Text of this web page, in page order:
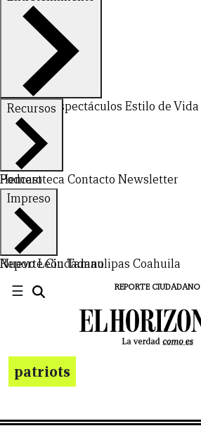
DeportesEspectáculos Estilo de Vida
Recursos
Hemeroteca Contacto Newsletter
Podcast
Impreso
Nuevo LeónTamaulipas Coahuila
Reporte Ciudadano
☰ REPORTE CIUDADANO
patriots